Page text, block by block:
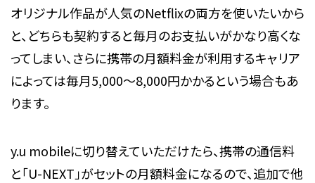
オリジナル作品が人気のNetflixの両方を使いたいから
と、どちらも契約すると毎月のお支払いがかなり高くな
ってしまい、さらに携帯の月額料金が利用するキャリア
によっては毎月5,000～8,000円かかるという場合もあ
ります。
y.u mobileに切り替えていただけたら、携帯の通信料
と「U-NEXT」がセットの月額料金になるので、追加で他